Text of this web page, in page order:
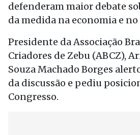
defenderam maior debate
da medida na economia e
Presidente da Associação
Criadores de Zebu (ABCZ),
Souza Machado Borges
da discussão e pediu
Congresso.